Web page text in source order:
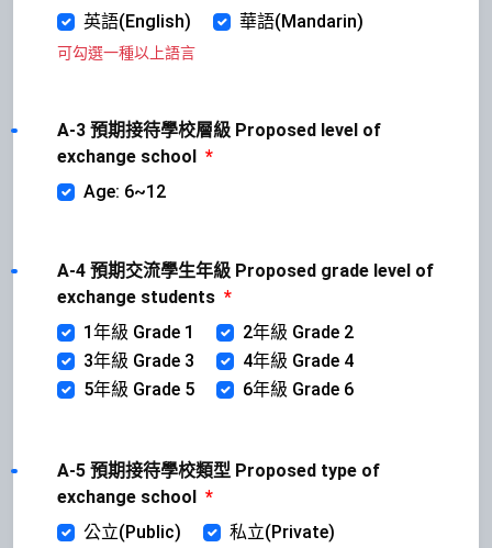
英語(English)
華語(Mandarin)
可勾選一種以上語言
A-3 預期接待學校層級 Proposed level of
exchange school
*
Age: 6~12
A-4 預期交流學生年級 Proposed grade level of
exchange students *
1年級 Grade 1
2年級 Grade 2
3年級 Grade 3
4年級 Grade 4
5年級 Grade 5
6年級 Grade 6
A-5 預期接待學校類型 Proposed type of
exchange school
*
公立(Public)
私立(Private)